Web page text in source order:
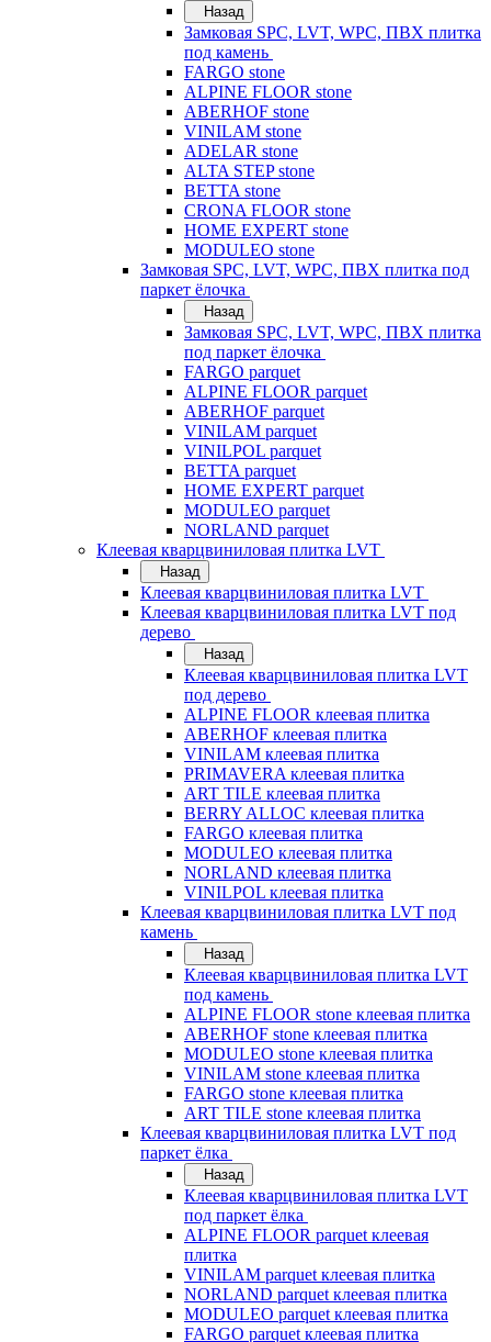
Назад
Замковая SPC, LVT, WPC, ПВХ плитка
под камень
FARGO stone
ALPINE FLOOR stone
ABERHOF stone
VINILAM stone
ADELAR stone
ALTA STEP stone
BETTA stone
CRONA FLOOR stone
HOME EXPERT stone
MODULEO stone
Замковая SPC, LVT, WPC, ПВХ плитка под
паркет ёлочка
Назад
Замковая SPC, LVT, WPC, ПВХ плитка
под паркет ёлочка
FARGO parquet
ALPINE FLOOR parquet
ABERHOF parquet
VINILAM parquet
VINILPOL parquet
BETTA parquet
HOME EXPERT parquet
MODULEO parquet
NORLAND parquet
Клеевая кварцвиниловая плитка LVT
Назад
Клеевая кварцвиниловая плитка LVT
Клеевая кварцвиниловая плитка LVT под
дерево
Назад
Клеевая кварцвиниловая плитка LVT
под дерево
ALPINE FLOOR клеевая плитка
ABERHOF клеевая плитка
VINILAM клеевая плитка
PRIMAVERA клеевая плитка
ART TILE клеевая плитка
BERRY ALLOC клеевая плитка
FARGO клеевая плитка
MODULEO клеевая плитка
NORLAND клеевая плитка
VINILPOL клеевая плитка
Клеевая кварцвиниловая плитка LVT под
камень
Назад
Клеевая кварцвиниловая плитка LVT
под камень
ALPINE FLOOR stone клеевая плитка
ABERHOF stone клеевая плитка
MODULEO stone клеевая плитка
VINILAM stone клеевая плитка
FARGO stone клеевая плитка
ART TILE stone клеевая плитка
Клеевая кварцвиниловая плитка LVT под
паркет ёлка
Назад
Клеевая кварцвиниловая плитка LVT
под паркет ёлка
ALPINE FLOOR parquet клеевая
плитка
VINILAM parquet клеевая плитка
NORLAND parquet клеевая плитка
MODULEO parquet клеевая плитка
FARGO parquet клеевая плитка